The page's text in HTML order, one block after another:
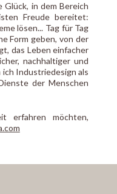
Glück, in dem Bereich
Freude bereitet:
lösen... Tag für Tag
Form geben, von der
das Leben einfacher
nachhaltiger und
ich Industriedesign als
der Menschen
erfahren möchten,